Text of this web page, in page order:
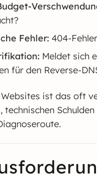
Fehler: 404-
Meldet sich
für den Reverse-
ist das oft
technischen